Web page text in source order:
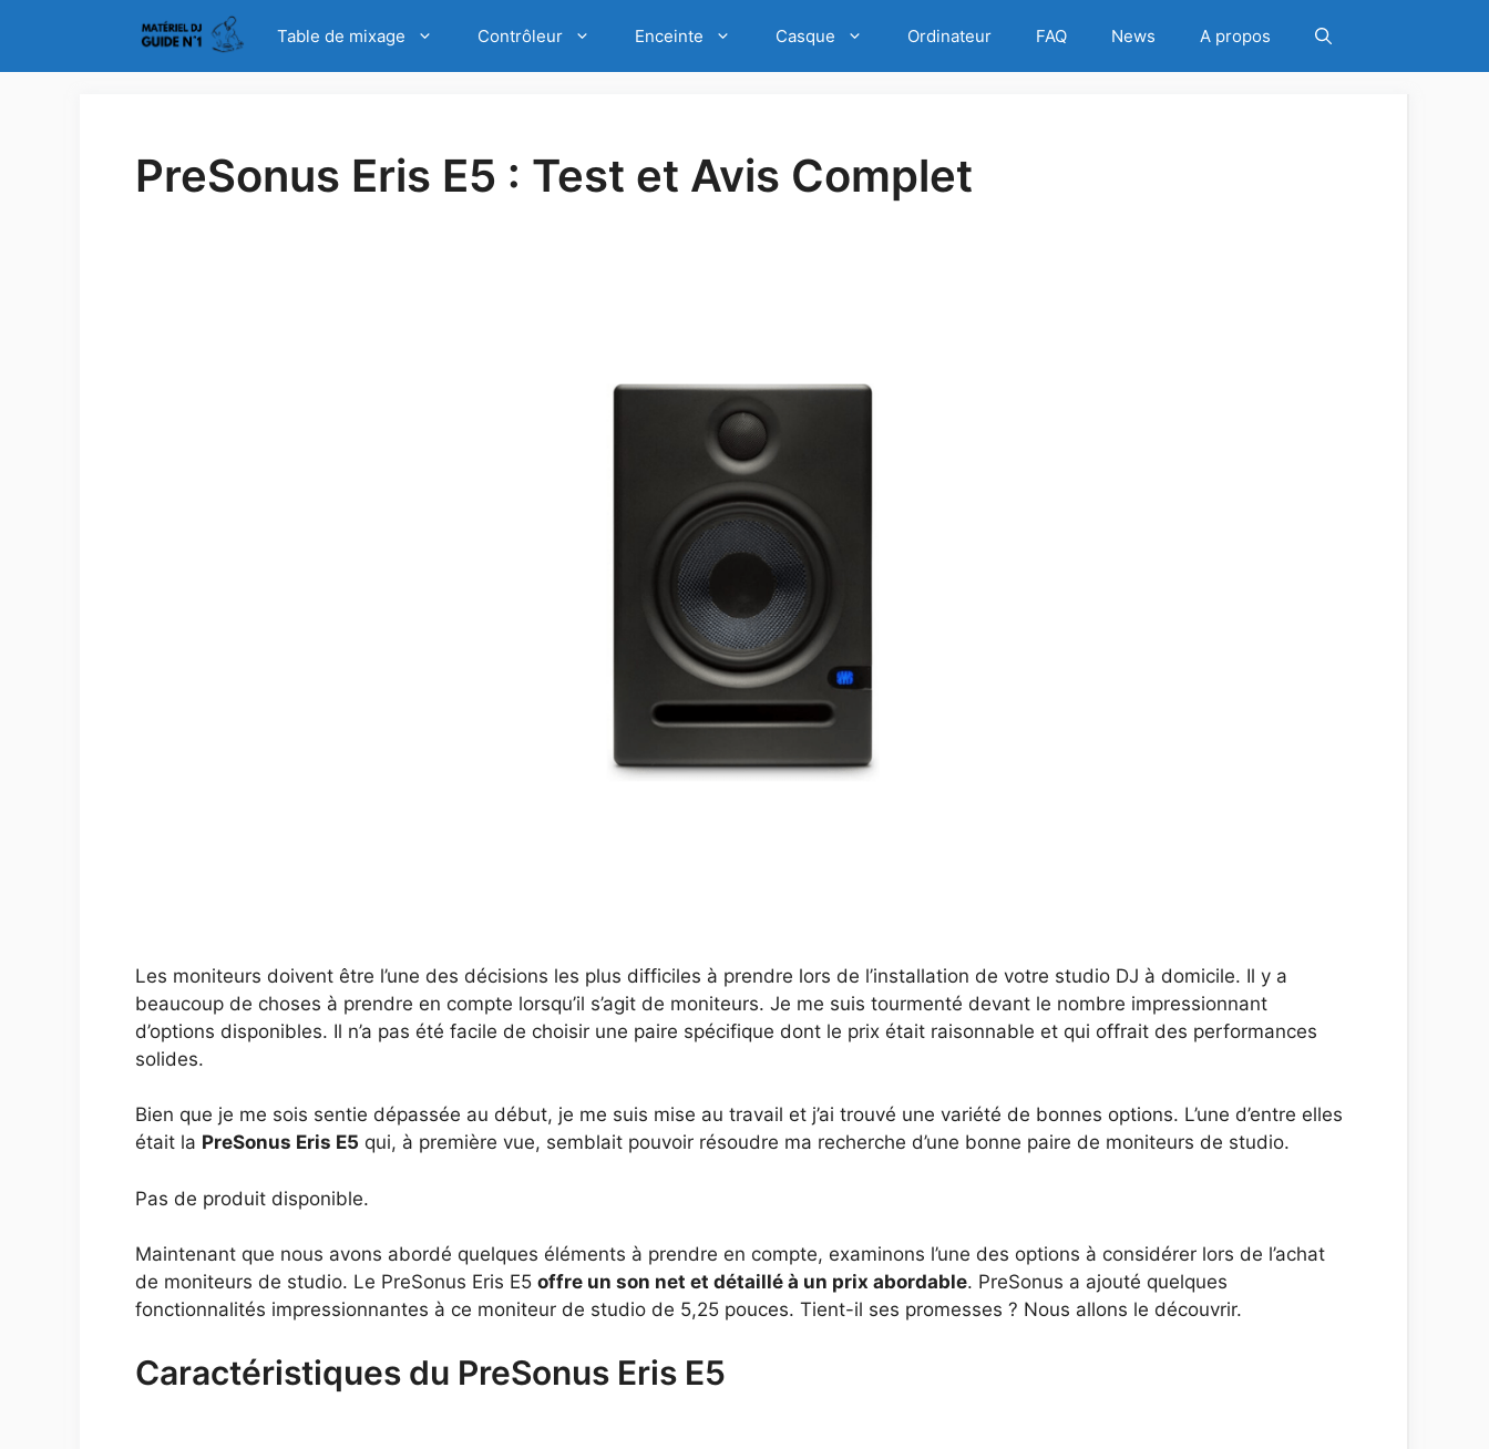
contenu
Table de mixage Contrôleur Enceinte Casque Ordinateur FAQ News A propos
PreSonus Eris E5 : Test et Avis Complet
Les moniteurs doivent être l’une des décisions les plus difficiles à prendre lors de l’installation de votre studio DJ à domicile. Il y a
beaucoup de choses à prendre en compte lorsqu’il s’agit de moniteurs. Je me suis tourmenté devant le nombre impressionnant
d’options disponibles. Il n’a pas été facile de choisir une paire spécifique dont le prix était raisonnable et qui offrait des performances
solides.
Bien que je me sois sentie dépassée au début, je me suis mise au travail et j’ai trouvé une variété de bonnes options. L’une d’entre elles
était la PreSonus Eris E5 qui, à première vue, semblait pouvoir résoudre ma recherche d’une bonne paire de moniteurs de studio.
Pas de produit disponible.
Maintenant que nous avons abordé quelques éléments à prendre en compte, examinons l’une des options à considérer lors de l’achat
de moniteurs de studio. Le PreSonus Eris E5 offre un son net et détaillé à un prix abordable. PreSonus a ajouté quelques
fonctionnalités impressionnantes à ce moniteur de studio de 5,25 pouces. Tient-il ses promesses ? Nous allons le découvrir.
Caractéristiques du PreSonus Eris E5
La meilleure table de mixage pour enfant est à moins de 100€ ! 🔥 PROFITEZ DE L'OFFRE